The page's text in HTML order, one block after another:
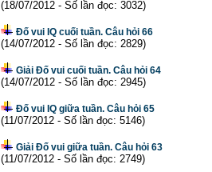
(18/07/2012 - Số lần đọc: 3032)
Đố vui IQ cuối tuần. Câu hỏi 66
(14/07/2012 - Số lần đọc: 2829)
Giải Đố vui cuối tuần. Câu hỏi 64
(14/07/2012 - Số lần đọc: 2945)
Đố vui IQ giữa tuần. Câu hỏi 65
(11/07/2012 - Số lần đọc: 5146)
Giải Đố vui giữa tuần. Câu hỏi 63
(11/07/2012 - Số lần đọc: 2749)